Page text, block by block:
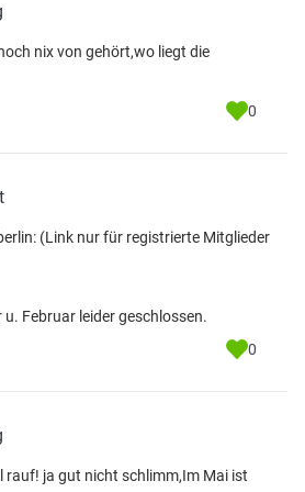
nix von gehört,wo liegt die
0
(Link nur für registrierte Mitglieder
Februar leider geschlossen.
0
rauf! ja gut nicht schlimm,Im Mai ist